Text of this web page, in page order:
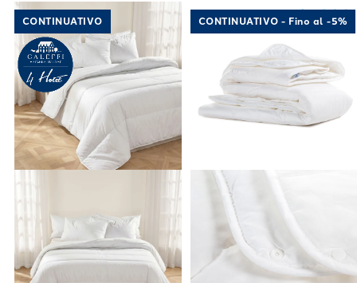
Link to " Piumone Premium leggero in
CONTINUATIVO
Link to "
CONTINUATIVO - Fino al -5%